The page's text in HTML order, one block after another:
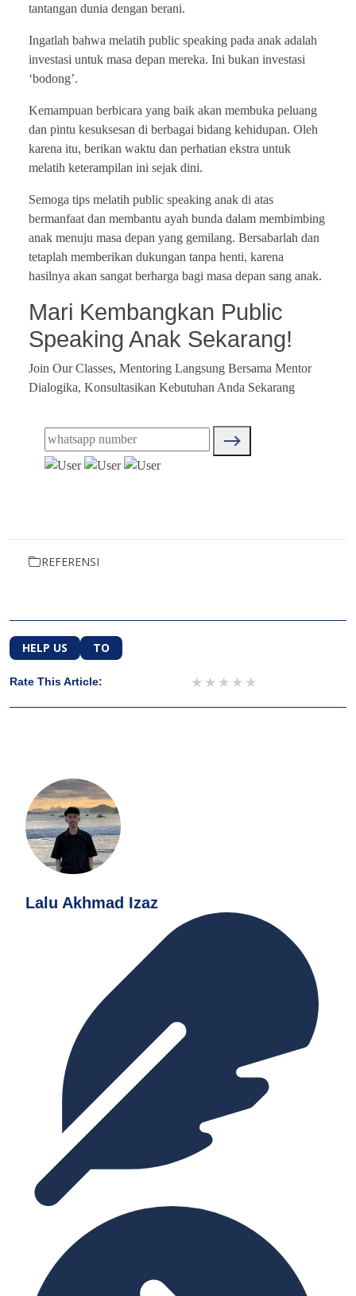
tantangan dunia dengan berani.
Ingatlah bahwa melatih public speaking pada anak adalah
investasi untuk masa depan mereka. Ini bukan investasi
‘bodong’.
Kemampuan berbicara yang baik akan membuka peluang
dan pintu kesuksesan di berbagai bidang kehidupan. Oleh
karena itu, berikan waktu dan perhatian ekstra untuk
melatih keterampilan ini sejak dini.
Semoga tips melatih public speaking anak di atas
bermanfaat dan membantu ayah bunda dalam membimbing
anak menuju masa depan yang gemilang. Bersabarlah dan
tetaplah memberikan dukungan tanpa henti, karena
hasilnya akan sangat berharga bagi masa depan sang anak.
Mari Kembangkan Public
Speaking Anak Sekarang!
Join Our Classes, Mentoring Langsung Bersama Mentor
Dialogika, Konsultasikan Kebutuhan Anda Sekarang
REFERENSI
HELP US TO
Rate This Article: 4 stars
3 stars
2 stars
1 star
Lalu Akhmad Izaz